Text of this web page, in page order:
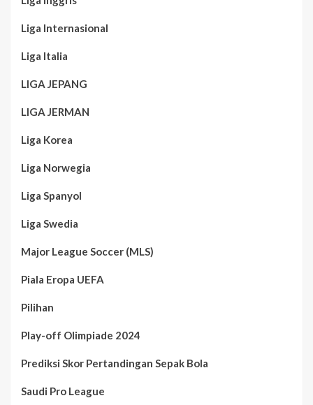
Liga Internasional
Liga Italia
LIGA JEPANG
LIGA JERMAN
Liga Korea
Liga Norwegia
Liga Spanyol
Liga Swedia
Major League Soccer (MLS)
Piala Eropa UEFA
Pilihan
Play-off Olimpiade 2024
Prediksi Skor Pertandingan Sepak Bola
Saudi Pro League